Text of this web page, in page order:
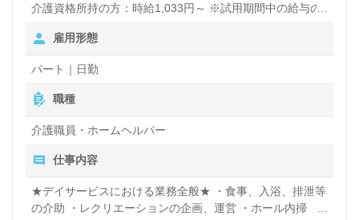
介護資格所持の方：時給1,033円～ ※試用期間中の給与の
変動なし 賞与あり
雇用形態
パート｜日勤
職種
介護職員・ホームヘルパー
仕事内容
★デイサービスにおける業務全般★ ・食事、入浴、排泄等
の介助 ・レクリエーションの企画、運営 ・ホール内掃